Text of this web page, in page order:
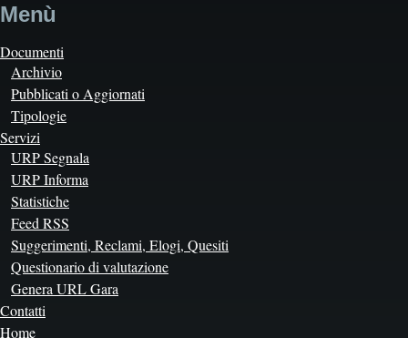
Menù
Documenti
Archivio
Pubblicati o Aggiornati
Tipologie
Servizi
URP Segnala
URP Informa
Statistiche
Feed RSS
Suggerimenti, Reclami, Elogi, Quesiti
Questionario di valutazione
Genera URL Gara
Contatti
Home